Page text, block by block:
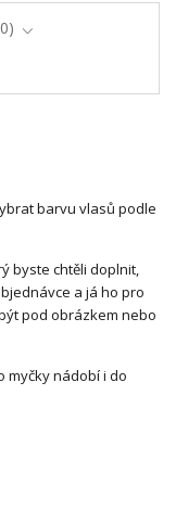
0
barvu vlasů podle
byste chtěli doplnit,
a já ho pro
pod obrázkem nebo
myčky nádobí i do